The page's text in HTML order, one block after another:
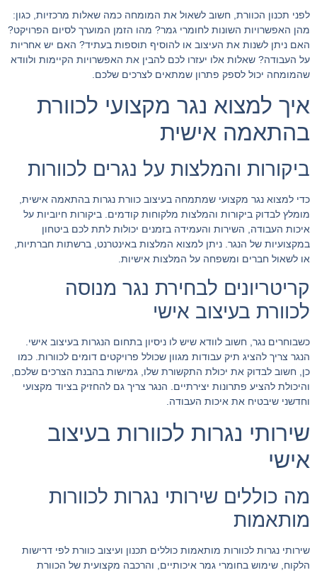
לפני תכנון הכוורת, חשוב לשאול את המומחה כמה שאלות מרכזיות, כגון:
מהן האפשרויות השונות לחומרי גמר? מהו הזמן המוערך לסיום הפרויקט?
האם ניתן לשנות את העיצוב או להוסיף תוספות בעתיד? האם יש אחריות
על העבודה? שאלות אלו יעזרו לכם להבין את האפשרויות הקיימות ולוודא
שהמומחה יכול לספק פתרון שמתאים לצרכים שלכם.
איך למצוא נגר מקצועי לכוורת
בהתאמה אישית
ביקורות והמלצות על נגרים לכוורות
כדי למצוא נגר מקצועי שמתמחה בעיצוב כוורת נגרות בהתאמה אישית,
מומלץ לבדוק ביקורות והמלצות מלקוחות קודמים. ביקורות חיוביות על
איכות העבודה, השירות והעמידה בזמנים יכולות לתת לכם ביטחון
במקצועיות של הנגר. ניתן למצוא המלצות באינטרנט, ברשתות חברתיות,
או לשאול חברים ומשפחה על המלצות אישיות.
קריטריונים לבחירת נגר מנוסה
לכוורת בעיצוב אישי
כשבוחרים נגר, חשוב לוודא שיש לו ניסיון בתחום הנגרות בעיצוב אישי.
הנגר צריך להציג תיק עבודות מגוון שכולל פרויקטים דומים לכוורות. כמו
כן, חשוב לבדוק את יכולת התקשורת שלו, גמישות בהבנת הצרכים שלכם,
והיכולת להציע פתרונות יצירתיים. הנגר צריך גם להחזיק בציוד מקצועי
וחדשני שיבטיח את איכות העבודה.
שירותי נגרות לכוורות בעיצוב
אישי
מה כוללים שירותי נגרות לכוורות
מותאמות
שירותי נגרות לכוורות מותאמות כוללים תכנון ועיצוב כוורת לפי דרישות
הלקוח, שימוש בחומרי גמר איכותיים, והרכבה מקצועית של הכוורת